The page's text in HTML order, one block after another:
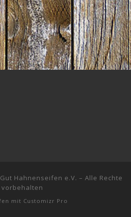
Hahnenseifen e.V. – Alle Rechte
vorbehalten
mit Customizr Pro